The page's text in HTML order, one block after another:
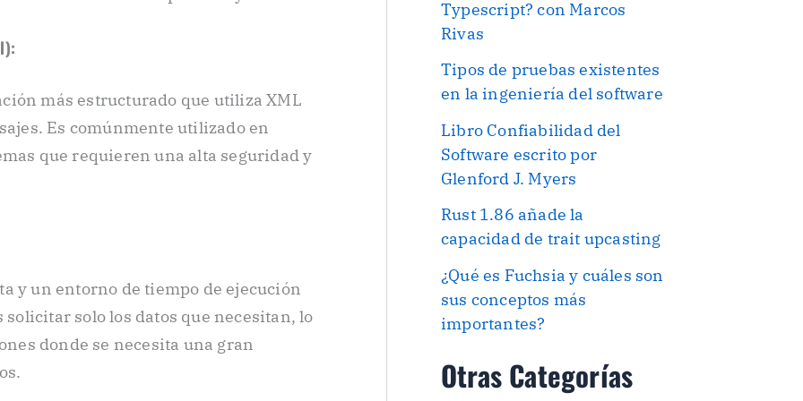
más estructurado que utiliza XML
Es comúnmente utilizado en
que requieren una alta seguridad y
y un entorno de tiempo de ejecución
solo los datos que necesitan, lo
donde se necesita una gran
Typescript? con Marcos
Rivas
Tipos de pruebas existentes
en la ingeniería del software
Libro Confiabilidad del
Software escrito por
Glenford J. Myers
Rust 1.86 añade la
capacidad de trait upcasting
¿Qué es Fuchsia y cuáles son
sus conceptos más
importantes?
Otras Categorías